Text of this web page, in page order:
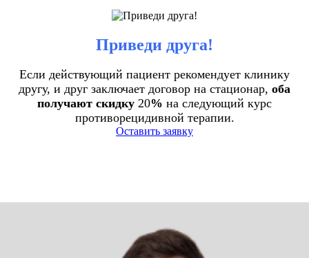
Приведи друга!
Если действующий пациент рекомендует клинику
другу, и друг заключает договор на стационар, оба
получают скидку 20% на следующий курс
противорецидивной терапии.
Оставить заявку